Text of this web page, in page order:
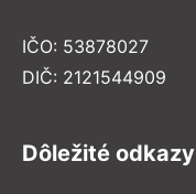
IČO: 53878027
DIČ: 2121544909
Dôležité odkazy